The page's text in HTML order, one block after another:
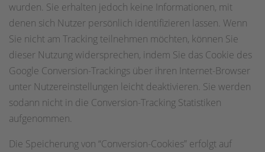
wurden. Sie erhalten jedoch keine Informationen, mit
denen sich Nutzer persönlich identifizieren lassen. Wenn
Sie nicht am Tracking teilnehmen möchten, können Sie
dieser Nutzung widersprechen, indem Sie das Cookie des
Google Conversion-Trackings über ihren Internet-Browser
unter Nutzereinstellungen leicht deaktivieren. Sie werden
sodann nicht in die Conversion-Tracking Statistiken
aufgenommen.
Die Speicherung von “Conversion-Cookies” erfolgt auf